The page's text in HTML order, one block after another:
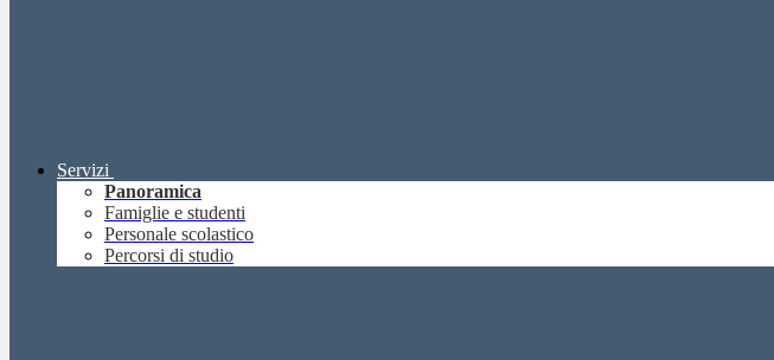
Servizi
Panoramica
Famiglie e studenti
Personale scolastico
Percorsi di studio